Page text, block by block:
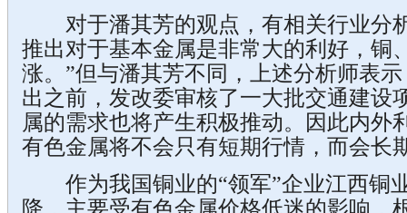
对于潘其芳的观点，有相关行业分
推出对于基本金属是非常大的利好，铜
涨。”但与潘其芳不同，上述分析师表
出之前，发改委审核了一大批交通建设
属的需求也将产生积极推动。因此内外
有色金属将不会只有短期行情，而会长
作为我国铜业的“领军”企业江西铜